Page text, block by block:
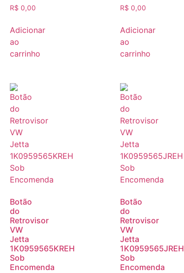
R$ 0,00
Adicionar
ao
carrinho
R$ 0,00
Adicionar
ao
carrinho
Botão
do
Retrovisor
VW
Jetta
1K0959565KREH
Sob
Encomenda
Botão
do
Retrovisor
VW
Jetta
1K0959565JREH
Sob
Encomenda